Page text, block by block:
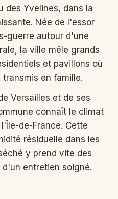
des Yvelines, dans la
Née de l'essor
guerre autour d'une
la ville mêle grands
et pavillons où
en famille.
Versailles et de ses
connaît le climat
de-France. Cette
résiduelle dans les
y prend vite des
entretien soigné.